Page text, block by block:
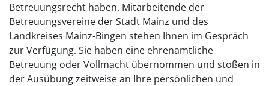
Betreuungsrecht haben. Mitarbeitende der
Betreuungsvereine der Stadt Mainz und des
Landkreises Mainz-Bingen stehen Ihnen im Gespräch
zur Verfügung. Sie haben eine ehrenamtliche
Betreuung oder Vollmacht übernommen und stoßen in
der Ausübung zeitweise an Ihre persönlichen und